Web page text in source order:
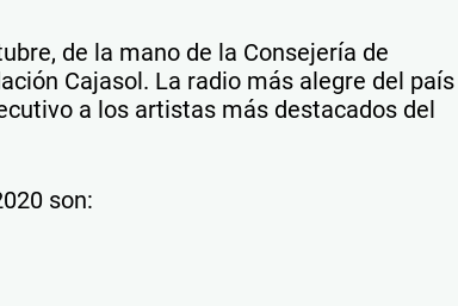
de la mano de la Consejería de
Cajasol. La radio más alegre del país
a los artistas más destacados del
son: